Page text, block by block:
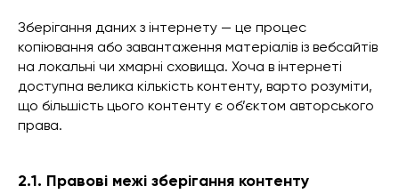
Зберігання даних з інтернету — це процес
копіювання або завантаження матеріалів із вебсайтів
на локальні чи хмарні сховища. Хоча в інтернеті
доступна велика кількість контенту, варто розуміти,
що більшість цього контенту є об’єктом авторського
права.
2.1. Правові межі зберігання контенту